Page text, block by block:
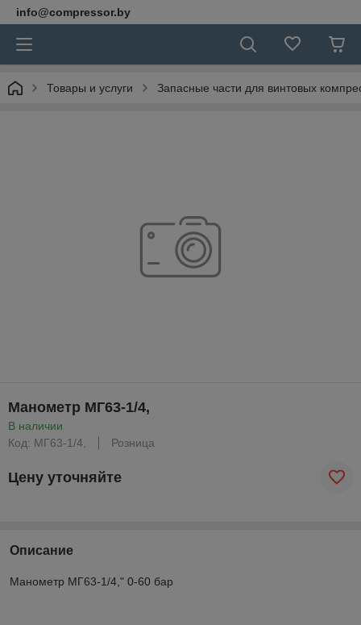
info@compressor.by
Товары и услуги Запасные части для винтовых
Манометр МГ63-1/4,
В наличии
Код: МГ63-1/4,
Розница
Цену уточняйте
Описание
Манометр МГ63-1/4," 0-60 бар